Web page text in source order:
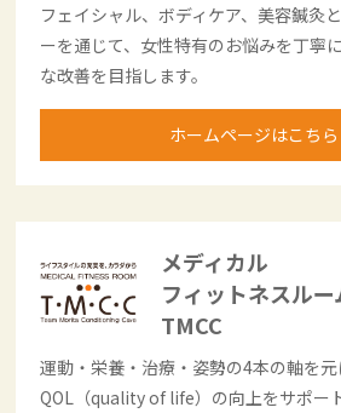
フェイシャル、ボディケア、美容鍼灸
ーを通じて、女性特有のお悩みを丁寧
な改善を目指します。
ホームページはこちら
メディカル
フィットネスルー
TMCC
運動・栄養・治療・姿勢の4本の軸を
QOL（quality of life）の向上をサポー